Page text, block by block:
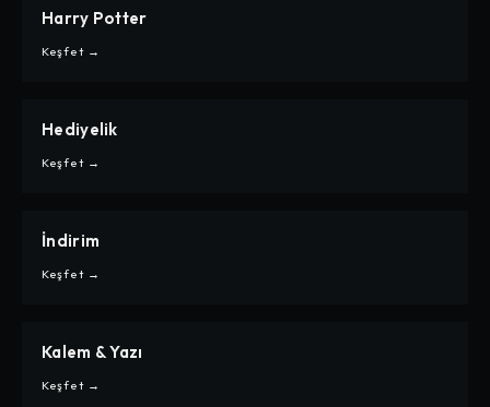
CARPE
HARRY POTTER
Harry Potter
Keşfet →
CARPE
HEDIYELIK
Hediyelik
Keşfet →
CARPE
İNDIRIM
İndirim
Keşfet →
CARPE
KALEM & YAZI
Kalem & Yazı
Keşfet →